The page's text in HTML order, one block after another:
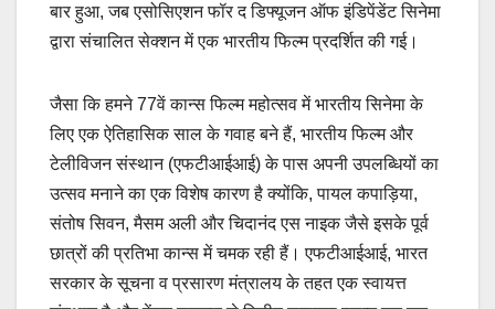
बार हुआ, जब एसोसिएशन फॉर द डिफ्यूजन ऑफ इंडिपेंडेंट सिनेमा
द्वारा संचालित सेक्शन में एक भारतीय फिल्म प्रदर्शित की गई।
जैसा कि हमने 77वें कान्स फिल्म महोत्सव में भारतीय सिनेमा के
लिए एक ऐतिहासिक साल के गवाह बने हैं, भारतीय फिल्म और
टेलीविजन संस्थान (एफटीआईआई) के पास अपनी उपलब्धियों का
उत्सव मनाने का एक विशेष कारण है क्योंकि, पायल कपाड़िया,
संतोष सिवन, मैसम अली और चिदानंद एस नाइक जैसे इसके पूर्व
छात्रों की प्रतिभा कान्स में चमक रही हैं। एफटीआईआई, भारत
सरकार के सूचना व प्रसारण मंत्रालय के तहत एक स्वायत्त